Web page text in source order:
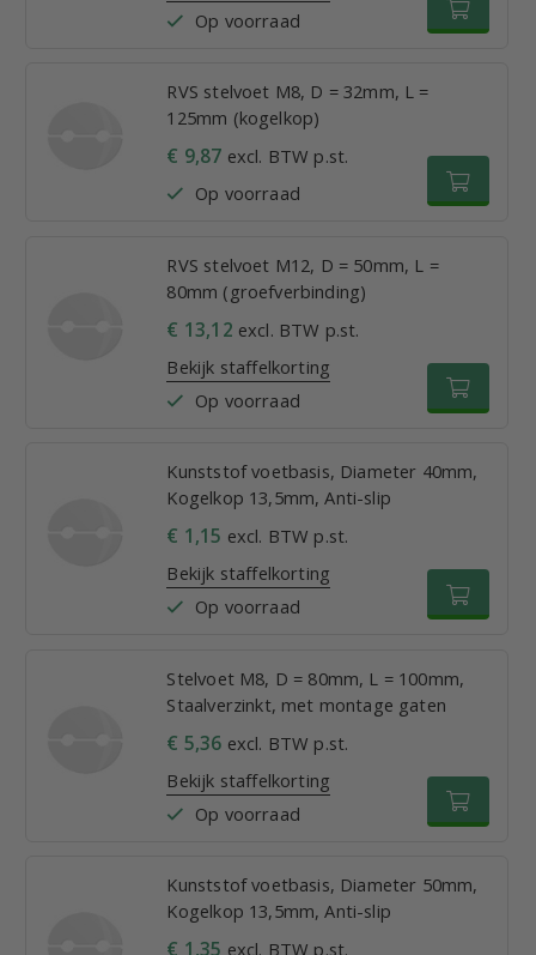
Op voorraad
RVS stelvoet M8, D = 32mm, L =
125mm (kogelkop)
€ 9,87 excl. BTW p.st.
Op voorraad
RVS stelvoet M12, D = 50mm, L =
80mm (groefverbinding)
€ 13,12 excl. BTW p.st.
Bekijk staffelkorting
Op voorraad
Kunststof voetbasis, Diameter 40mm,
Kogelkop 13,5mm, Anti-slip
€ 1,15 excl. BTW p.st.
Bekijk staffelkorting
Op voorraad
Stelvoet M8, D = 80mm, L = 100mm,
Staalverzinkt, met montage gaten
€ 5,36 excl. BTW p.st.
Bekijk staffelkorting
Op voorraad
Kunststof voetbasis, Diameter 50mm,
Kogelkop 13,5mm, Anti-slip
€ 1,35 excl. BTW p.st.